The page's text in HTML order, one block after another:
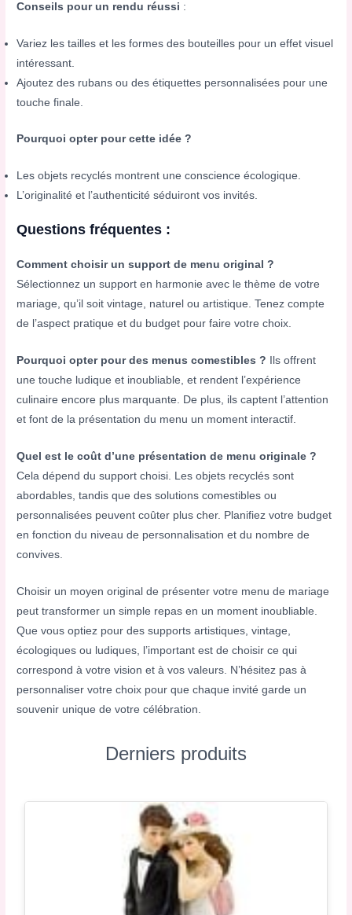
Conseils pour un rendu réussi :
Variez les tailles et les formes des bouteilles pour un effet visuel
intéressant.
Ajoutez des rubans ou des étiquettes personnalisées pour une
touche finale.
Pourquoi opter pour cette idée ?
Les objets recyclés montrent une conscience écologique.
L’originalité et l’authenticité séduiront vos invités.
Questions fréquentes :
Comment choisir un support de menu original ?
Sélectionnez un support en harmonie avec le thème de votre
mariage, qu’il soit vintage, naturel ou artistique. Tenez compte
de l’aspect pratique et du budget pour faire votre choix.
Pourquoi opter pour des menus comestibles ? Ils offrent
une touche ludique et inoubliable, et rendent l’expérience
culinaire encore plus marquante. De plus, ils captent l’attention
et font de la présentation du menu un moment interactif.
Quel est le coût d’une présentation de menu originale ?
Cela dépend du support choisi. Les objets recyclés sont
abordables, tandis que des solutions comestibles ou
personnalisées peuvent coûter plus cher. Planifiez votre budget
en fonction du niveau de personnalisation et du nombre de
convives.
Choisir un moyen original de présenter votre menu de mariage
peut transformer un simple repas en un moment inoubliable.
Que vous optiez pour des supports artistiques, vintage,
écologiques ou ludiques, l’important est de choisir ce qui
correspond à votre vision et à vos valeurs. N’hésitez pas à
personnaliser votre choix pour que chaque invité garde un
souvenir unique de votre célébration.
Derniers produits